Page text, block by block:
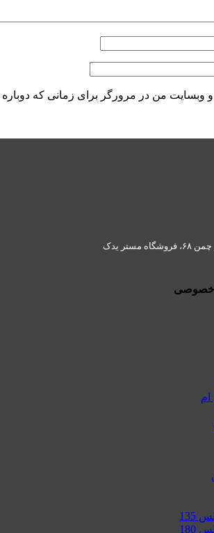
و وبسایت من در مرورگر برای زمانی که
یدک
خصوصی
135
180